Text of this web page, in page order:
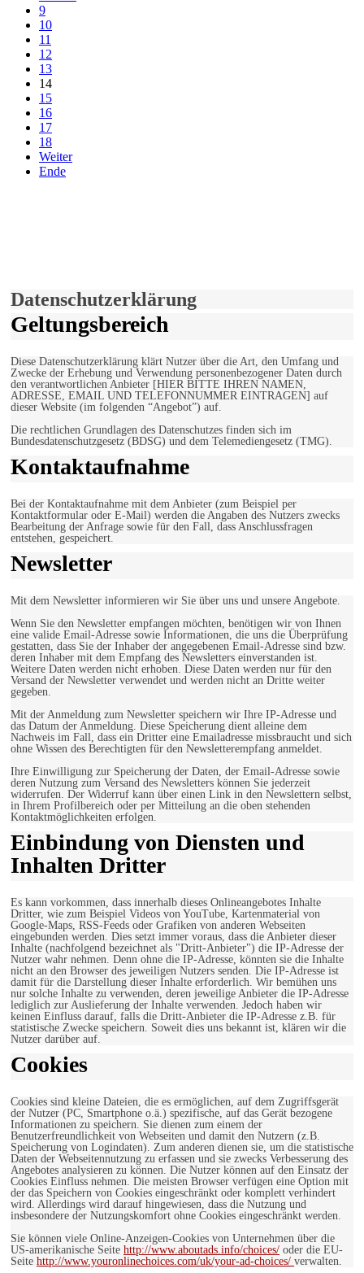
9
10
11
12
13
14
15
16
17
18
Weiter
Ende
Datenschutzerklärung
Geltungsbereich
Diese Datenschutzerklärung klärt Nutzer über die Art, den Umfang und
Zwecke der Erhebung und Verwendung personenbezogener Daten durch
den verantwortlichen Anbieter [HIER BITTE IHREN NAMEN,
ADRESSE, EMAIL UND TELEFONNUMMER EINTRAGEN] auf
dieser Website (im folgenden “Angebot”) auf.
Die rechtlichen Grundlagen des Datenschutzes finden sich im
Bundesdatenschutzgesetz (BDSG) und dem Telemediengesetz (TMG).
Kontaktaufnahme
Bei der Kontaktaufnahme mit dem Anbieter (zum Beispiel per
Kontaktformular oder E-Mail) werden die Angaben des Nutzers zwecks
Bearbeitung der Anfrage sowie für den Fall, dass Anschlussfragen
entstehen, gespeichert.
Newsletter
Mit dem Newsletter informieren wir Sie über uns und unsere Angebote.
Wenn Sie den Newsletter empfangen möchten, benötigen wir von Ihnen
eine valide Email-Adresse sowie Informationen, die uns die Überprüfung
gestatten, dass Sie der Inhaber der angegebenen Email-Adresse sind bzw.
deren Inhaber mit dem Empfang des Newsletters einverstanden ist.
Weitere Daten werden nicht erhoben. Diese Daten werden nur für den
Versand der Newsletter verwendet und werden nicht an Dritte weiter
gegeben.
Mit der Anmeldung zum Newsletter speichern wir Ihre IP-Adresse und
das Datum der Anmeldung. Diese Speicherung dient alleine dem
Nachweis im Fall, dass ein Dritter eine Emailadresse missbraucht und sich
ohne Wissen des Berechtigten für den Newsletterempfang anmeldet.
Ihre Einwilligung zur Speicherung der Daten, der Email-Adresse sowie
deren Nutzung zum Versand des Newsletters können Sie jederzeit
widerrufen. Der Widerruf kann über einen Link in den Newslettern selbst,
in Ihrem Profilbereich oder per Mitteilung an die oben stehenden
Kontaktmöglichkeiten erfolgen.
Einbindung von Diensten und
Inhalten Dritter
Es kann vorkommen, dass innerhalb dieses Onlineangebotes Inhalte
Dritter, wie zum Beispiel Videos von YouTube, Kartenmaterial von
Google-Maps, RSS-Feeds oder Grafiken von anderen Webseiten
eingebunden werden. Dies setzt immer voraus, dass die Anbieter dieser
Inhalte (nachfolgend bezeichnet als "Dritt-Anbieter") die IP-Adresse der
Nutzer wahr nehmen. Denn ohne die IP-Adresse, könnten sie die Inhalte
nicht an den Browser des jeweiligen Nutzers senden. Die IP-Adresse ist
damit für die Darstellung dieser Inhalte erforderlich. Wir bemühen uns
nur solche Inhalte zu verwenden, deren jeweilige Anbieter die IP-Adresse
lediglich zur Auslieferung der Inhalte verwenden. Jedoch haben wir
keinen Einfluss darauf, falls die Dritt-Anbieter die IP-Adresse z.B. für
statistische Zwecke speichern. Soweit dies uns bekannt ist, klären wir die
Nutzer darüber auf.
Cookies
Cookies sind kleine Dateien, die es ermöglichen, auf dem Zugriffsgerät
der Nutzer (PC, Smartphone o.ä.) spezifische, auf das Gerät bezogene
Informationen zu speichern. Sie dienen zum einem der
Benutzerfreundlichkeit von Webseiten und damit den Nutzern (z.B.
Speicherung von Logindaten). Zum anderen dienen sie, um die statistische
Daten der Webseitennutzung zu erfassen und sie zwecks Verbesserung des
Angebotes analysieren zu können. Die Nutzer können auf den Einsatz der
Cookies Einfluss nehmen. Die meisten Browser verfügen eine Option mit
der das Speichern von Cookies eingeschränkt oder komplett verhindert
wird. Allerdings wird darauf hingewiesen, dass die Nutzung und
insbesondere der Nutzungskomfort ohne Cookies eingeschränkt werden.
Sie können viele Online-Anzeigen-Cookies von Unternehmen über die
US-amerikanische Seite http://www.aboutads.info/choices/ oder die EU-
Seite http://www.youronlinechoices.com/uk/your-ad-choices/ verwalten.